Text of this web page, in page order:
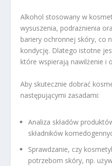
Alkohol stosowany w
wysuszenia, podrażnienia
bariery ochronnej skóry, co
kondycję. Dlatego istotne
które wspierają nawilżenie i
Aby skutecznie dobrać
następującymi zasadami:
Analiza składów
składników
Sprawdzanie, czy
potrzebom skóry, np.